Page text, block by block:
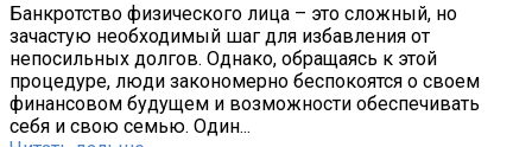
Банкротство физического лица – это сложный, но
зачастую необходимый шаг для избавления от
непосильных долгов. Однако, обращаясь к этой
процедуре, люди закономерно беспокоятся о своем
финансовом будущем и возможности обеспечивать
себя и свою семью. Один...